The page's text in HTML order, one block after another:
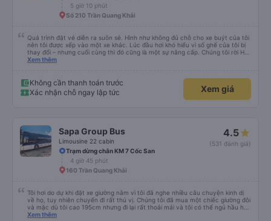
5 giờ 10 phút
Số 210 Trần Quang Khải
Quá trình đặt vé diễn ra suôn sẻ. Hình như không đủ chỗ cho xe buýt của tôi
nên tôi được xếp vào một xe khác. Lúc đầu hơi khó hiểu vì số ghế của tôi bị
thay đổi – nhưng cuối cùng thì đó cũng là một sự nâng cấp. Chúng tôi rời Hà
Nội lúc 10 giờ tối, dừng hai lần và đến Saa lúc 5 giờ sáng. Tài xế hơi thô lỗ
Xem thêm
Không cần thanh toán trước
Xác nhận chỗ ngay lập tức
Xem giá
Sapa Group Bus
Limousine 22 cabin
4.5
(531 đánh giá)
Trạm dừng chân KM 7 Cốc San
4 giờ 45 phút
160 Trần Quang Khải
Tôi hơi do dự khi đặt xe giường nằm vì tôi đã nghe nhiều câu chuyện kinh dị
về họ, tuy nhiên chuyến đi rất thú vị. Chúng tôi đã mua một chiếc giường đôi
và mặc dù tôi cao 195cm nhưng đi lại rất thoải mái và tôi có thể ngủ hầu hết
thời gian (mặc dù tôi không thể duỗi chân hoàn toàn. Tôi sẽ cần thêm 20-
Xem thêm